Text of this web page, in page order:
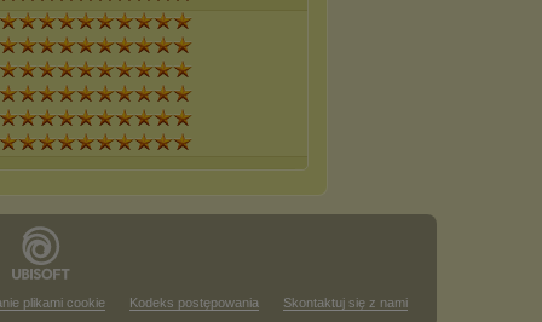
plikami cookie Kodeks postępowania Skontaktuj się z nami